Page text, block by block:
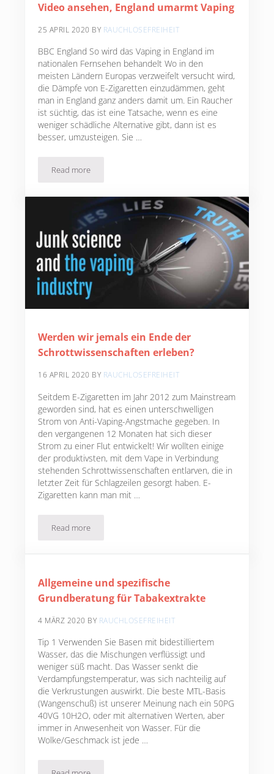
Video ansehen, England umarmt Vaping
25 APRIL 2020 BY RAUCHLOSEFREIHEIT
BBC England So wird das Vaping in England im
nationalen Fernsehen behandelt Wo in den
meisten Ländern Europas verzweifelt versucht wird,
die Dämpfe von E-Zigaretten einzudämmen, geht
man in England ganz anders damit um. Ein Raucher
ist süchtig, das ist eine Tatsache, wenn es eine
weniger schädliche Alternative gibt, dann ist es
besser, umzusteigen. Sie …
Read moreVideo ansehen, England umarmt Vaping
Werden wir jemals ein Ende der
Schrottwissenschaften erleben?
16 APRIL 2020 BY RAUCHLOSEFREIHEIT
Seitdem E-Zigaretten im Jahr 2012 zum Mainstream
geworden sind, hat es einen unterschwelligen
Strom von Anti-Vaping-Angstmache gegeben. In
den vergangenen 12 Monaten hat sich dieser
Strom zu einer Flut entwickelt! Wir wollten einige
der produktivsten, mit dem Vape in Verbindung
stehenden Schrottwissenschaften entlarven, die in
letzter Zeit für Schlagzeilen gesorgt haben. E-
Zigaretten kann man mit …
Read moreWerden wir jemals ein Ende der Schrottwissenschaften
Allgemeine und spezifische
Grundberatung für Tabakextrakte
4 MÄRZ 2020 BY RAUCHLOSEFREIHEIT
Tip 1 Verwenden Sie Basen mit bidestilliertem
Wasser, das die Mischungen verflüssigt und
weniger süß macht. Das Wasser senkt die
Verdampfungstemperatur, was sich nachteilig auf
die Verkrustungen auswirkt. Die beste MTL-Basis
(Wangenschuß) ist unserer Meinung nach ein 50PG
40VG 10H2O, oder mit alternativen Werten, aber
immer in Anwesenheit von Wasser. Für die
Wolke/Geschmack ist jede …